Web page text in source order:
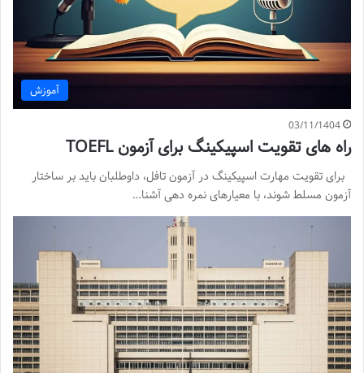
آموزش
03/11/1404
راه های تقویت اسپیکینگ برای آزمون TOEFL
برای تقویت مهارت اسپیکینگ در آزمون تافل، داوطلبان باید بر ساختار
آزمون مسلط شوند، با معیارهای نمره دهی آشنا…